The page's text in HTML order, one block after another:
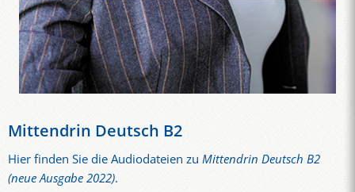
Mittendrin Deutsch B2
Hier finden Sie die Audiodateien zu Mittendrin Deutsch B2
(neue Ausgabe 2022).